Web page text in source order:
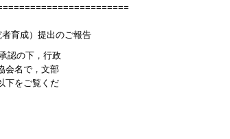
育成）提出のご報告
認の下，行政
会名で，文部
下をご覧くだ